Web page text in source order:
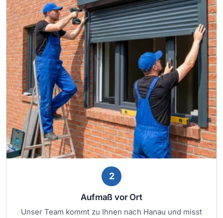
2
Aufmaß vor Ort
Unser Team kommt zu Ihnen nach Hanau und misst